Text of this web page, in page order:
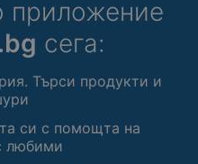
приложение
сега:
Търси продукти и
си с помощта на
любими